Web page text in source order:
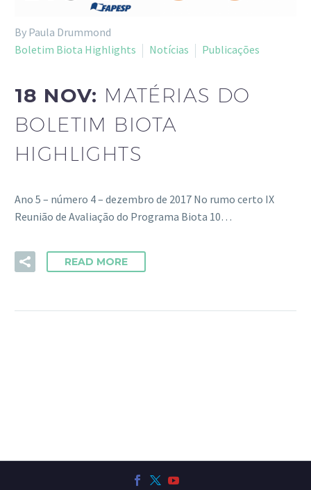
By Paula Drummond
Boletim Biota Highlights
Notícias Publicações
18 NOV: MATÉRIAS DO
BOLETIM BIOTA
HIGHLIGHTS
Ano 5 – número 4 – dezembro de 2017 No rumo certo IX
Reunião de Avaliação do Programa Biota 10…
READ MORE